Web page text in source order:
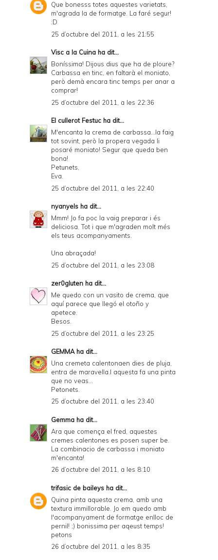
Que bonesss totes aquestes varietats,
m'agrada la de formatge. La faré segur!
:D
25 d’octubre del 2011, a les 21:55
Visc a la Cuina ha dit...
Boníssima! Dijous dius que ha de ploure?
Carbassa en tinc, en faltarà el moniato,
però demà encara tinc temps per anar a
comprar!
25 d’octubre del 2011, a les 22:36
El cullerot Festuc ha dit...
M'encanta la crema de carbassa...la faig
tot sovint, però la propera vegada li
posaré moniato! Segur que queda ben
bona!
Petunets,
Eva.
25 d’octubre del 2011, a les 22:40
nyanyels ha dit...
Mmm! Jo fa poc la vaig preparar i és
deliciosa. Tot i que m'agraden molt més
els teus acompanyaments.
Una abraçada!
25 d’octubre del 2011, a les 23:08
zer0gluten ha dit...
Me quedo con un vasito de crema, que
aquí parece que llegó el otoño y
apetece.
Besos.
25 d’octubre del 2011, a les 23:25
GEMMAha dit...
Una cremeta calentonaen dies de pluja,
entra de maravella.I aquesta fa una pinta
que no veas...
Petonets.
25 d’octubre del 2011, a les 23:40
Gemma ha dit...
Ara que comença el fred, aquestes
cremes calentones es posen super be.
La combinacio de carbassa i moniato
m'encanta!
26 d’octubre del 2011, a les 8:10
trifasic de baileys ha dit...
Quina pinta aquesta crema, amb una
textura immillorable. Jo em quedo amb
l'acompanyament de formatge enlloc de
pernil! ;) bonissima per aqeust temps!
petons
26 d’octubre del 2011, a les 8:35